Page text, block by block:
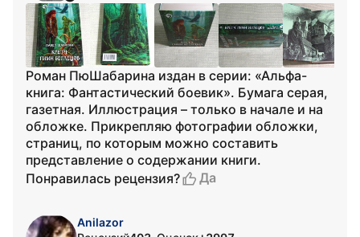
Роман ПюШабарина издан в серии: «Альфа-
книга: Фантастический боевик». Бумага серая,
газетная. Иллюстрация – только в начале и на
обложке. Прикрепляю фотографии обложки,
страниц, по которым можно составить
представление о содержании книги.
Понравилась рецензия?
Да
Anilazor